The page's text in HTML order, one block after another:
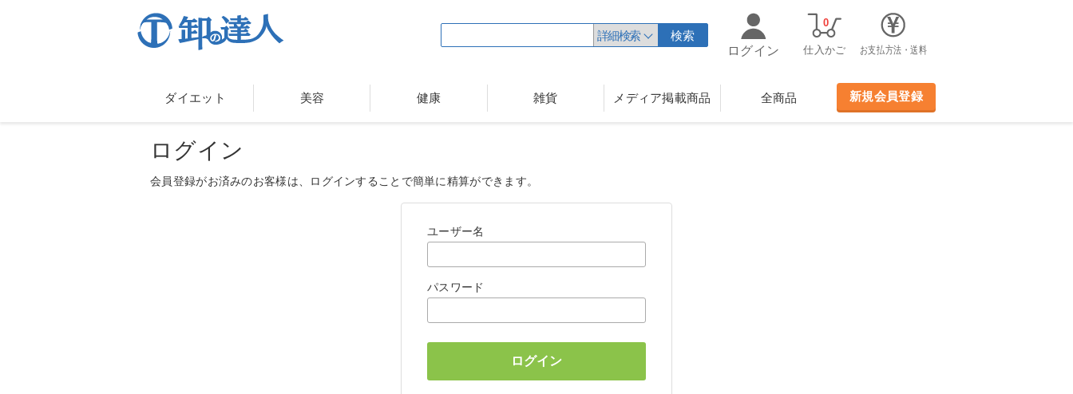
詳細検索
検索
ログイン
仕入かご
0
お支払方法・送料
ダイエット 美容 健康 雑貨 メディア掲載商品 全商品 新規会員登録
ログイン
会員登録がお済みのお客様は、ログインすることで簡単に精算ができます。
ユーザー名
パスワード